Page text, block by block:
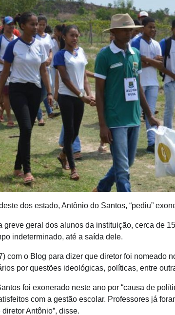
dos estado, Antônio do Santos, “pediu”
geral dos alunos da instituição, cerca de
indeterminado, até a saída dele.
com o Blog para dizer que diretor foi nomeado
por questões ideológicas, políticas, entre
foi exonerado neste ano por “causa de
com a gestão escolar. Professores já
Antônio”, disse.